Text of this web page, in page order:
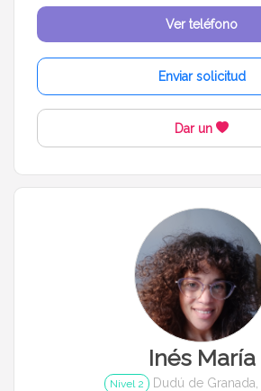
Ver teléfono
Enviar solicitud
Dar un
Inés María
Nivel 2 Dudú de